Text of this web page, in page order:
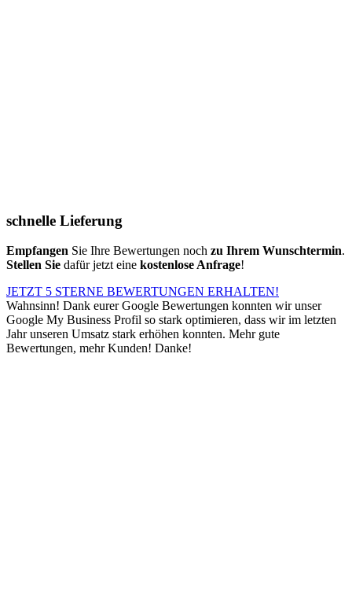
schnelle Lieferung
Empfangen Sie Ihre Bewertungen noch zu Ihrem Wunschtermin.
Stellen Sie dafür jetzt eine kostenlose Anfrage!
JETZT 5 STERNE BEWERTUNGEN ERHALTEN!
Wahnsinn! Dank eurer Google Bewertungen konnten wir unser
Google My Business Profil so stark optimieren, dass wir im letzten
Jahr unseren Umsatz stark erhöhen konnten. Mehr gute
Bewertungen, mehr Kunden! Danke!